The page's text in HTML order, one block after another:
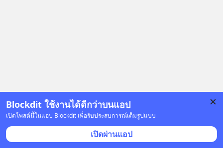
Blockdit ใช้งานได้ดีกว่าบนแอป
เปิดโพสต์นี้ในแอป Blockdit เพื่อรับประสบการณ์เต็มรูปแบบ
เปิดผ่านแอป